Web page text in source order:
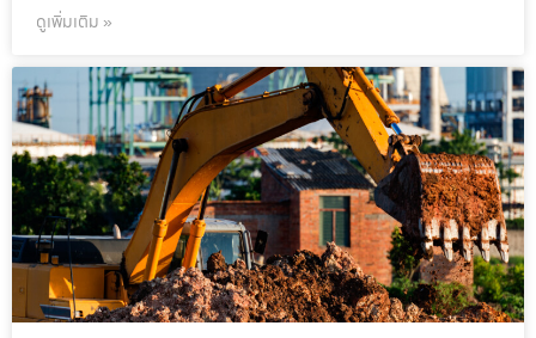
ดูเพิ่มเติม »